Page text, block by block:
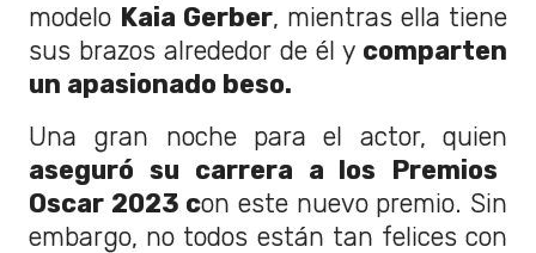
modelo Kaia Gerber, mientras ella tiene
sus brazos alrededor de él ycomparten
un apasionado beso.
Una gran noche para el actor, quien
aseguró su carrera a los Premios
Oscar 2023 con este nuevo premio. Sin
embargo, no todos están tan felices con